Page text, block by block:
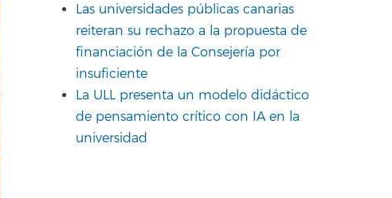
Las universidades públicas canarias
reiteran su rechazo a la propuesta de
financiación de la Consejería por
insuficiente
La ULL presenta un modelo didáctico
de pensamiento crítico con IA en la
universidad